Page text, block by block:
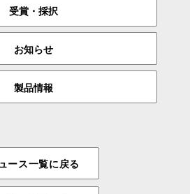
受賞・採択
お知らせ
製品情報
ース一覧に戻る